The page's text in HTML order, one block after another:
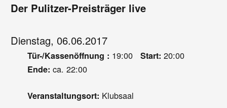
Der Pulitzer-Preisträger live
Dienstag, 06.06.2017
Tür-/Kassenöffnung : 19:00 Start: 20:00
Ende: ca. 22:00
Veranstaltungsort: Klubsaal